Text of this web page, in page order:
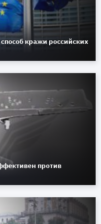
кражи российских
против